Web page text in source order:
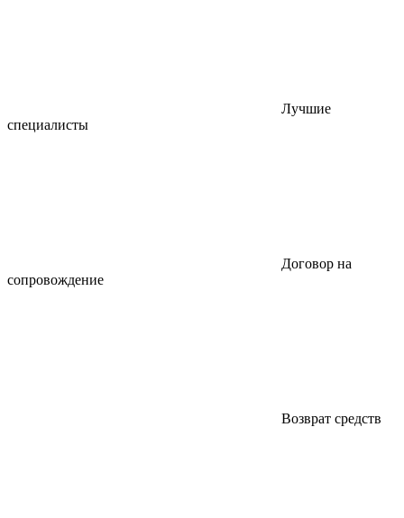
Лучшие
специалисты
Договор на
сопровождение
Возврат средств